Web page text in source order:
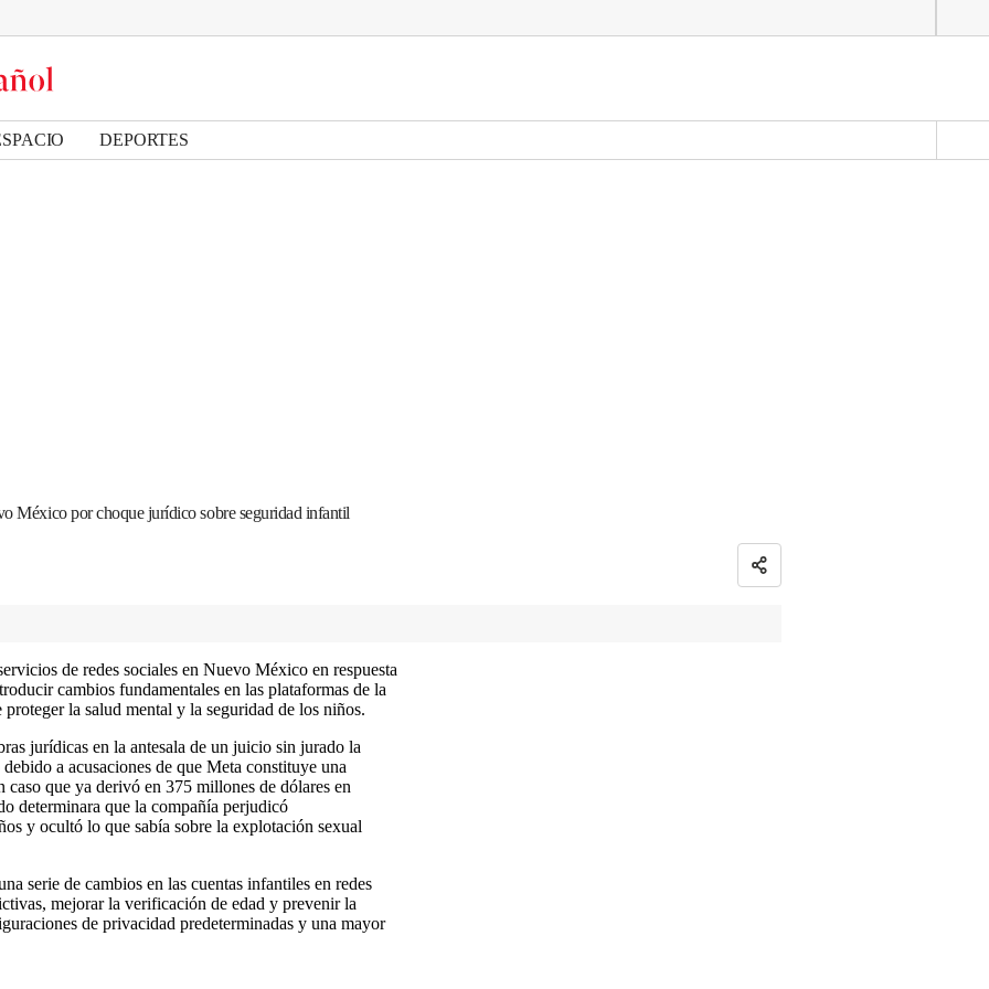
DEPORTES
México por choque jurídico sobre seguridad infantil
de redes sociales en Nuevo México en respuesta
cambios fundamentales en las plataformas de la
proteger la salud mental y la seguridad de los niños.
jurídicas en la antesala de un juicio sin jurado la
a acusaciones de que Meta constituye una
caso que ya derivó en 375 millones de dólares en
determinara que la compañía perjudicó
y ocultó lo que sabía sobre la explotación sexual
serie de cambios en las cuentas infantiles en redes
mejorar la verificación de edad y prevenir la
de privacidad predeterminadas y una mayor